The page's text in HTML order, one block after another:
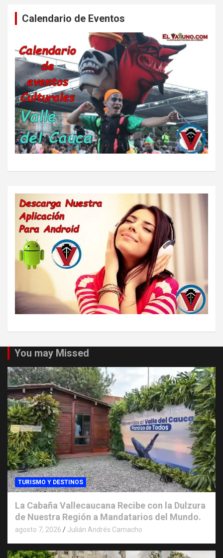
Calendario de Eventos
You may Missed
TURISMO Y DESTINOS
La Cabaña Vallecaucana Recibe con la Dulzura
de Nuestra Región a Mandatarios del Mundo.
agosto 7, 2026 Julián Andrés Camacho